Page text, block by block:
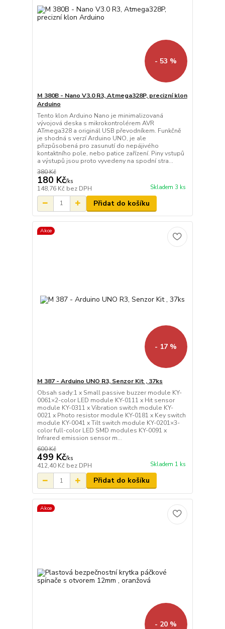
- 53 %
M 380B - Nano V3.0 R3, Atmega328P, precizní klon
Arduino
Tento klon Arduino Nano je minimalizovaná
vývojová deska s mikrokontrolérem AVR
ATmega328 a originál USB převodníkem. Funkčně
je shodná s verzí Arduino UNO, je ale
přizpůsobená pro zasunutí do nepájivého
kontaktního pole, nebo patice zařízení. Piny vstupů
a výstupů jsou proto vyvedeny na spodní stra...
380 Kč
180 Kč/ks
148,76 Kč bez DPH Skladem 3 ks
Přidat do košíku
Akce
- 17 %
M 387 - Arduino UNO R3, Senzor Kit , 37ks
Obsah sady:1 x Small passive buzzer module KY-
0061×2-color LED module KY-0111 x Hit sensor
module KY-0311 x Vibration switch module KY-
0021 x Photo resistor module KY-0181 x Key switch
module KY-0041 x Tilt switch module KY-0201×3-
color full-color LED SMD modules KY-0091 x
Infrared emission sensor m...
600 Kč
499 Kč/ks
412,40 Kč bez DPH Skladem 1 ks
Přidat do košíku
Akce
- 20 %